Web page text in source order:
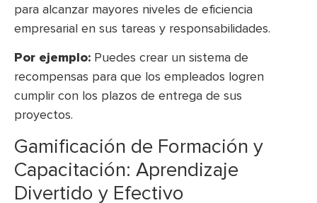
para alcanzar mayores niveles de eficiencia
empresarial en sus tareas y responsabilidades.
Por ejemplo: Puedes crear un sistema de
recompensas para que los empleados logren
cumplir con los plazos de entrega de sus
proyectos.
Gamificación de Formación y
Capacitación: Aprendizaje
Divertido y Efectivo